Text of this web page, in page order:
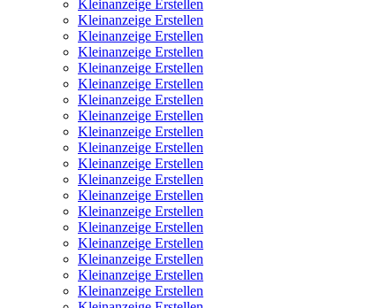
Kleinanzeige Erstellen
Kleinanzeige Erstellen
Kleinanzeige Erstellen
Kleinanzeige Erstellen
Kleinanzeige Erstellen
Kleinanzeige Erstellen
Kleinanzeige Erstellen
Kleinanzeige Erstellen
Kleinanzeige Erstellen
Kleinanzeige Erstellen
Kleinanzeige Erstellen
Kleinanzeige Erstellen
Kleinanzeige Erstellen
Kleinanzeige Erstellen
Kleinanzeige Erstellen
Kleinanzeige Erstellen
Kleinanzeige Erstellen
Kleinanzeige Erstellen
Kleinanzeige Erstellen